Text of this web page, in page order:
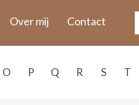
Over mij Contact
O P Q R S T